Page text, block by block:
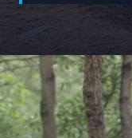
Đang mở